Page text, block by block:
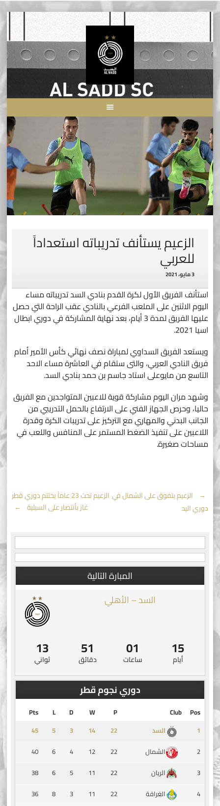
Skip
content
الزعيم يستأنف تدريباته استعداداً
للعربي
3 مايو، 2021
استأنف الفريق الأول لكرة القدم بنادي السد تدريباته مساء
اليوم الاثنين على الملعب الفرعي بالنادي عقب الراحة التي حصل
عليها الفريق لمدة 3 أيام، بعد نهاية المشاركة في دوري ابطال
اسيا 2021.
ويستعد الفريق السداوي لمباراة نصف نهائي كأس الأمير أمام
فريق النادي العربي، والتى ستقام في العاشرة مساء الاحد
التاسع من مايوعلى استاد جاسم بن حمد بنادي السد.
وشهد مران اليوم مشاركة قوية للاعبين المتواجدين مع الفريق
حاليا، وحرص الجهاز الفني على الارتفاع بالحمل التدريبي من
الجانب البدني والمهاري مع التركيز على تدريبات الكرة وقدرة
اللاعبين على تنفيذ الضغط المستمر على المنافس واللعب في
مساحات صغيرة.
Post
navigation
←
الزعيم يتفوق على الشمال في
دوري اليد
الزعيم تحت 23 عاماً يختتم دوري قطر
غاز بأنتصار على السيلية →
المبارة التالية
السد – الأهلي
15
أيام
01
ساعات
51
دقائق
13
ثواني
دوري نجوم قطر
Pos
Club
P
W
D
L
Pts
1
السد ‏22
14
3
5
45
2
الشمال 22
12
4
6
40
3
الريان 22
11
5
6
38
4
الغرافة 22
11
3
8
36